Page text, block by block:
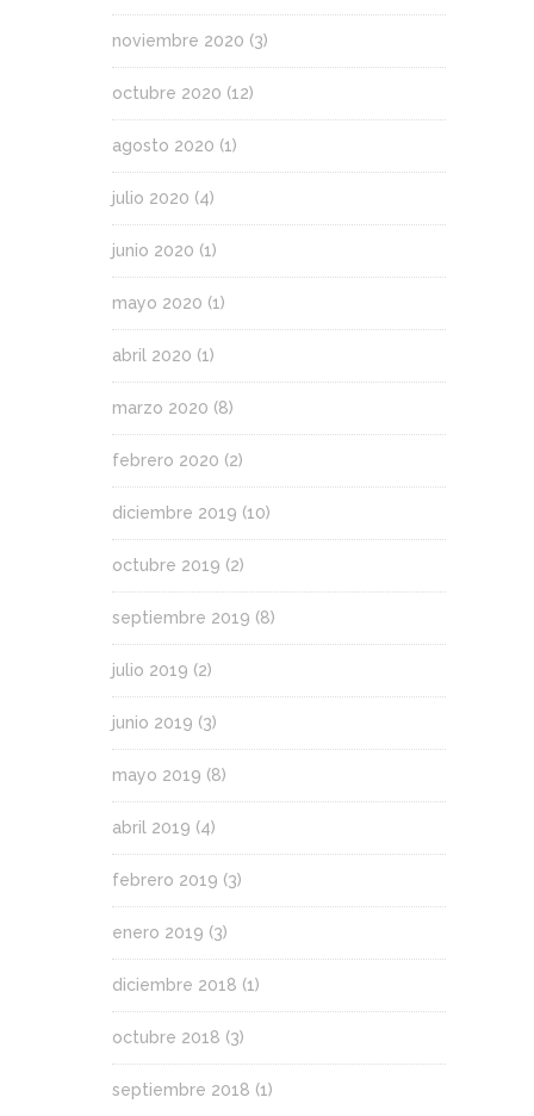
noviembre 2020 (3)
octubre 2020 (12)
agosto 2020 (1)
julio 2020 (4)
junio 2020 (1)
mayo 2020 (1)
abril 2020 (1)
marzo 2020 (8)
febrero 2020 (2)
diciembre 2019 (10)
octubre 2019 (2)
septiembre 2019 (8)
julio 2019 (2)
junio 2019 (3)
mayo 2019 (8)
abril 2019 (4)
febrero 2019 (3)
enero 2019 (3)
diciembre 2018 (1)
octubre 2018 (3)
septiembre 2018 (1)